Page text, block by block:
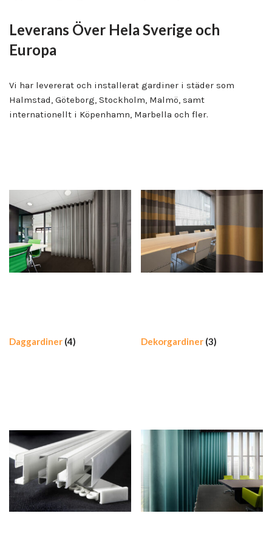
Leverans Över Hela Sverige och
Europa
Vi har levererat och installerat gardiner i städer som
Halmstad, Göteborg, Stockholm, Malmö, samt
internationellt i Köpenhamn, Marbella och fler.
Daggardiner (4) Dekorgardiner (3)